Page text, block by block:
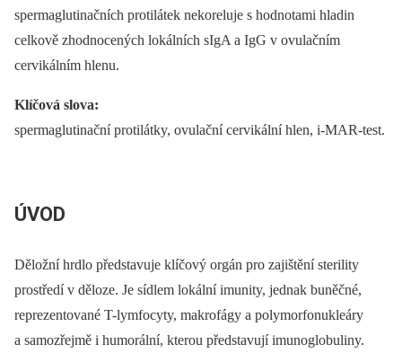
spermaglutinačních protilátek nekoreluje s hodnotami hladin
celkově zhodnocených lokálních sIgA a IgG v ovulačním
cervikálním hlenu.
Klíčová slova:
spermaglutinační protilátky, ovulační cervikální hlen, i-MAR-test.
ÚVOD
Děložní hrdlo představuje klíčový orgán pro zajištění sterility
prostředí v děloze. Je sídlem lokální imunity, jednak buněčné,
reprezentované T-lymfocyty, makrofágy a polymorfonukleáry
a samozřejmě i humorální, kterou představují imunoglobuliny.